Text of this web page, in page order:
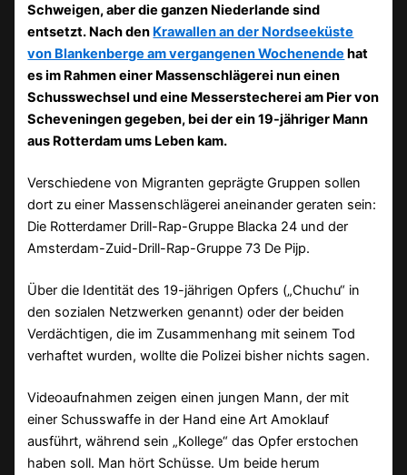
Schweigen, aber die ganzen Niederlande sind
entsetzt. Nach den Krawallen an der Nordseeküste
von Blankenberge am vergangenen Wochenende hat
es im Rahmen einer Massenschlägerei nun einen
Schusswechsel und eine Messerstecherei am Pier von
Scheveningen gegeben, bei der ein 19-jähriger Mann
aus Rotterdam ums Leben kam.
Verschiedene von Migranten geprägte Gruppen sollen
dort zu einer Massenschlägerei aneinander geraten sein:
Die Rotterdamer Drill-Rap-Gruppe Blacka 24 und der
Amsterdam-Zuid-Drill-Rap-Gruppe 73 De Pijp.
Über die Identität des 19-jährigen Opfers („Chuchu“ in
den sozialen Netzwerken genannt) oder der beiden
Verdächtigen, die im Zusammenhang mit seinem Tod
verhaftet wurden, wollte die Polizei bisher nichts sagen.
Videoaufnahmen zeigen einen jungen Mann, der mit
einer Schusswaffe in der Hand eine Art Amoklauf
ausführt, während sein „Kollege“ das Opfer erstochen
haben soll. Man hört Schüsse. Um beide herum